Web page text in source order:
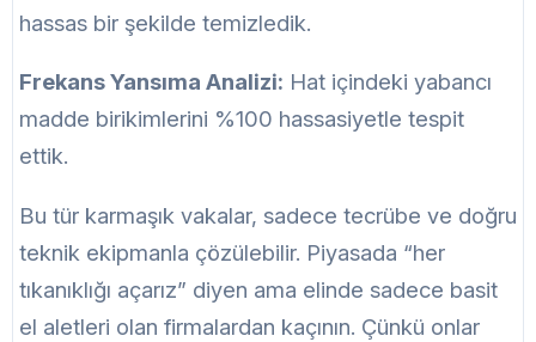
hassas bir şekilde temizledik.
Frekans Yansıma Analizi: Hat içindeki yabancı
madde birikimlerini %100 hassasiyetle tespit
ettik.
Bu tür karmaşık vakalar, sadece tecrübe ve doğru
teknik ekipmanla çözülebilir. Piyasada “her
tıkanıklığı açarız” diyen ama elinde sadece basit
el aletleri olan firmalardan kaçının. Çünkü onlar